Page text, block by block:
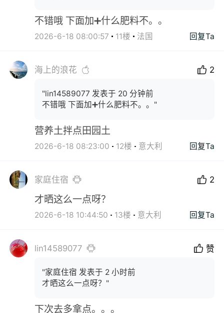
不错哦 下面加➕什么肥料不。。
2026-6-18 08:00:57 11楼 法国 回复Ta
海上的浪花 2
"lin14589077 发表于 20 分钟前
不错哦 下面加➕什么肥料不。。"
营养土拌点田园土
2026-6-18 08:23:00 12楼 意大利 回复Ta
家庭住宿 2
才晒这么一点呀？
2026-6-18 10:44:50 13楼 意大利 回复Ta
lin14589077 赞
"家庭住宿 发表于 2 小时前
才晒这么一点呀？"
下次去多拿点。。。